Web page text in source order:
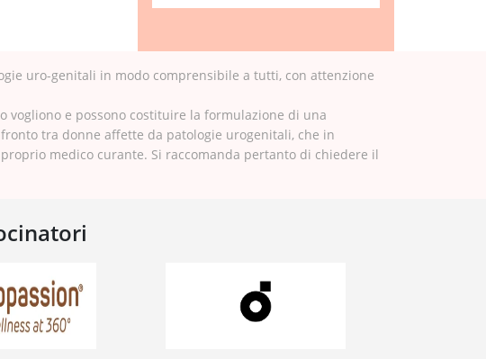
uro-genitali in modo comprensibile a tutti, con attenzione
vogliono e possono costituire la formulazione di una
tra donne affette da patologie urogenitali, che in
medico curante. Si raccomanda pertanto di chiedere il